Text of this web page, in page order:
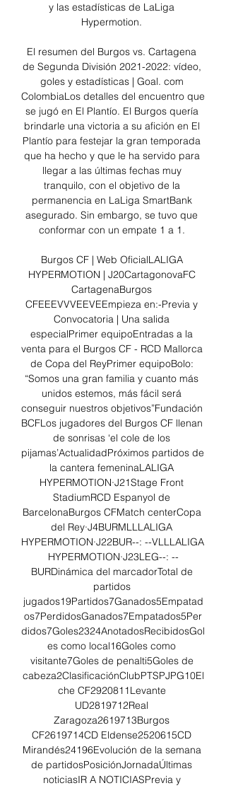
y las estadísticas de LaLiga
Hypermotion.
El resumen del Burgos vs. Cartagena
de Segunda División 2021-2022: vídeo,
goles y estadísticas | Goal. com
ColombiaLos detalles del encuentro que
se jugó en El Plantío. El Burgos quería
brindarle una victoria a su afición en El
Plantío para festejar la gran temporada
que ha hecho y que le ha servido para
llegar a las últimas fechas muy
tranquilo, con el objetivo de la
permanencia en LaLiga SmartBank
asegurado. Sin embargo, se tuvo que
conformar con un empate 1 a 1.
Burgos CF | Web OficialLALIGA
HYPERMOTION | J20CartagonovaFC
CartagenaBurgos
CFEEEVVVEEVEEmpieza en:-Previa y
Convocatoria | Una salida
especialPrimer equipoEntradas a la
venta para el Burgos CF - RCD Mallorca
de Copa del ReyPrimer equipoBolo:
“Somos una gran familia y cuanto más
unidos estemos, más fácil será
conseguir nuestros objetivos”Fundación
BCFLos jugadores del Burgos CF llenan
de sonrisas ‘el cole de los
pijamas’ActualidadPróximos partidos de
la cantera femeninaLALIGA
HYPERMOTION·J21Stage Front
StadiumRCD Espanyol de
BarcelonaBurgos CFMatch centerCopa
del Rey·J4BURMLLLALIGA
HYPERMOTION·J22BUR--: --VLLLALIGA
HYPERMOTION·J23LEG--: --
BURDinámica del marcadorTotal de
partidos
jugados19Partidos7Ganados5Empatad
os7PerdidosGanados7Empatados5Per
didos7Goles2324AnotadosRecibidosGol
es como local16Goles como
visitante7Goles de penalti5Goles de
cabeza2ClasificaciónClubPTSPJPG10El
che CF2920811Levante
UD2819712Real
Zaragoza2619713Burgos
CF2619714CD Eldense2520615CD
Mirandés24196Evolución de la semana
de partidosPosiciónJornadaÚltimas
noticiasIR A NOTICIASPrevia y